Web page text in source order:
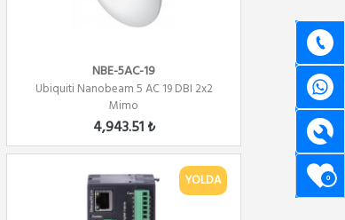
0
NBE-5AC-19
Ubiquiti Nanobeam 5 AC 19 DBI 2x2
Mimo
4,943.51 ₺
YOLDA